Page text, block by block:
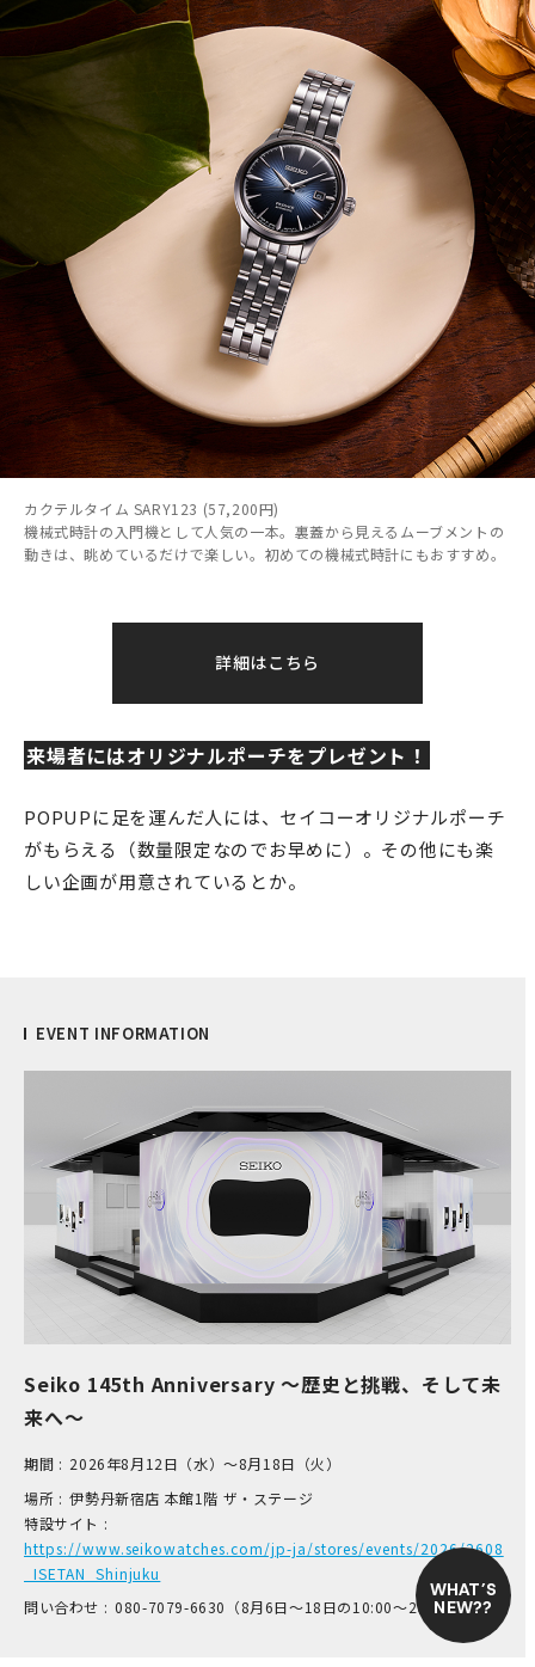
WHAT’S
NEW??
カクテルタイム SARY123 (57,200円)
機械式時計の入門機として人気の一本。裏蓋から見えるムーブメントの
動きは、眺めているだけで楽しい。初めての機械式時計にもおすすめ。
詳細はこちら
来場者にはオリジナルポーチをプレゼント！
POPUPに足を運んだ人には、セイコーオリジナルポーチ
がもらえる（数量限定なのでお早めに）。その他にも楽
しい企画が用意されているとか。
EVENT INFORMATION
Seiko 145th Anniversary ～歴史と挑戦、そして未
来へ～
期間 : 2026年8月12日（水）～8月18日（火）
場所 : 伊​勢丹新宿店 本​館1階 ザ​・ステージ
特設サイト :
https://www.seikowatches.com/jp-ja/stores/events/2026/2608
_ISETAN_Shinjuku
問い合わせ : 0​80-7​079-6​630（8月6日～18日の1​0:00～2​0:00のみ）